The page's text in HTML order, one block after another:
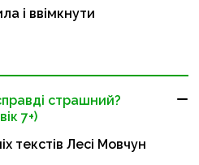
і ввімкнути
страшний?
7+)
текстів Лесі Мовчун